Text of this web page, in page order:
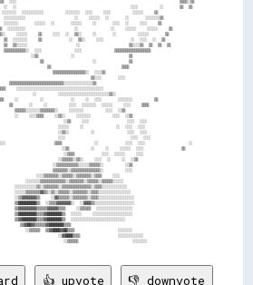
░░                                          ░░░░        ░░      ▒▒  ▒▒
░░░░░░░░░░░░        ░░░░░░░░  ░░░░    ░░░░        ░░░░░░    ▒▒
░░    ░░░░░░  ░░      ░░      ░░░░░░░░▒▒
░░░░░░  ░░      ░░░░░░    ░░      ░░░░  ░░    ░░░░    ▒▒
░░            ░░    ░░░░░░    ░░░░░░    ▒▒
░░░░░░    ▒▒    ░░░░  ░░  ▒▒░░    ░░      ░░        ░░░░░░      ▒▒
░░░░░░░░    ▒▒          ░░  ▒▒░░    ░░░░          ░░  ░░░░  ░░  ▒▒
▒▒░░░░░░                  ░░                  ▒▒░░░░▒▒  ▒▒  ▒▒  ▒▒
░░░░            ░░░░            ▒▒▒▒▒▒▒▒▒▒▒▒▒▒▒▒▒▒▒▒
░░▒▒            ░░                    ▒▒
▒▒                  ▒▒                  ░░            ▒▒
▒▒                          ▒▒▒▒
▒▒▒▒▒▒▒▒▒▒▒▒▒▒▒▒▒▒░░  ░░░░▒▒
▒▒░░░░      ░░░░
▒▒▒▒▒▒▒▒▒▒▒▒▒▒▒▒▒▒▒▒▒▒▒▒▒▒▒▒▒▒░░░░░░░░░░░░░░░░▒▒
░░░░░░░░░░░░░░░░░░░░░░░░░░░░░░░░░░░░░░░░░░░░░░░░
░░        ░░░░░░░░░░░░░░░░░░░░░░░░░░░░▒▒░░
░░        ░░          ░░    ░░  ░░░░      ░░░░░░░░        ▒▒
▒▒      ░░    ░░        ░░░░  ░░░░░░░░  ░░░░░░    ░░░░    ▒▒▒▒
▒▒▒▒▒▒░░░░░░░░▒▒▒▒▒▒▒▒░░    ░░░░░░░░        ░░░░  ░░▒▒
░░    ░░░░▒▒▒▒    ░░▒▒░░    ░░░░░░░░        ░░░░  ░░▒▒
░░▒▒    ░░░░              ░░░░  ░░░░
░░░░░░    ░░            ░░  ░░░░  ░░░░
░░▒▒░░        ░░            ░░░░  ░░░░
░░░░                        ░░░░  ░░░░
▒▒▒▒            ░░          ░░░░  ░░░░                ░░
░░▒▒        ░░    ░░    ░░░░░░  ░░░░              ▒▒
░░▒▒▒▒          ░░░░  ░░░░░░    ░░░░
░░▒▒▒▒▒▒░░▒▒░░    ░░░░  ░░    ░░  ░░▒▒
░░▒▒▒▒▒▒▒▒▒▒▒▒░░░░░░▒▒▒▒▒▒░░        ░░▒▒
▒▒▒▒▒▒▒▒░░▒▒▒▒▒▒▒▒▒▒▒▒▒▒▒▒░░        ░░░░
░░░░▒▒▒▒▒▒▒▒░░▒▒▒▒▒▒░░▒▒▒▒▒▒▒▒░░▒▒▒▒    ░░░░
░░░░░░░░▒▒▒▒▒▒▒▒▒▒▒▒▒▒░░▒▒▒▒▒▒▒▒░░▒▒▒▒▒▒░░▒▒▒▒▒▒░░░░░░
░░▓▓▒▒▒▒▒▒░░▒▒▒▒▒▒▒▒░░▒▒▒▒░░░░░░░░░░░░░░░░░░░░
░░▒▒▒▒▓▓▓▓▓▓▓▓░░  ░░▓▓▓▓▒▒░░░░░░░░░░░░░░░░░░░░░░
▒▒▓▓▓▓▓▓▓▓▓▓▒▒▒▒▒▒▓▓▓▓▓▓▒▒▒▒    ░░▒▒▒▒▒▒  ░░░░░░░░░░░░░░░░░░░░
▒▒██████████▒▒▒▒▓▓████████▒▒  ░░░░░░    ░░░░░░░░░░░░░░░░░░░░░░
▒▒▓▓████████▒▒▒▒▓▓████████▒▒  ░░░░░░░░░░░░░░░░░░░░░░░░░░░░░░
▒▒▓▓██▓▓▒▒▒▒▒▒▓▓████████▒▒▒▒
░░▒▒▒▒▒▒  ▒▒▓▓████▓▓██▒▒▒▒                ░░░░░░░░
░░▓▓████▒▒▒▒              ░░░░░░░░░░░░░░
👍 upvote 👎 downvote